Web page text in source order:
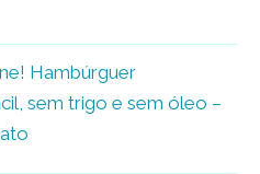
Hambúrguer
sem trigo e sem óleo –